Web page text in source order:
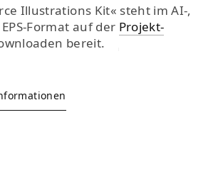
Illustrations Kit« steht im AI-,
EPS-Format auf der Projekt-
bereit.